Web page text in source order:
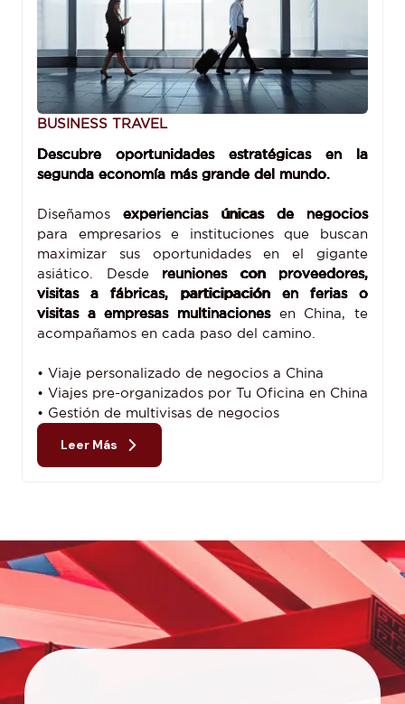
BUSINESS TRAVEL
Descubre oportunidades estratégicas en la
segunda economía más grande del mundo.
Diseñamosexperiencias únicas de negocios
para empresarios e instituciones que buscan
maximizar sus oportunidades en el gigante
asiático. Desde reuniones con proveedores,
visitas a fábricas, participación en ferias o
visitas a empresas multinacionesen China, te
acompañamos en cada paso del camino.
• Viaje personalizado de negocios a China
• Viajes pre-organizados por Tu Oficina en China
• Gestión de multivisas de negocios
Leer Más